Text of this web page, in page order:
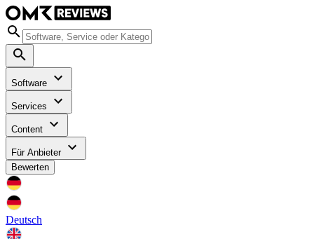
Software
Services
Content
Für Anbieter
Bewerten
Deutsch